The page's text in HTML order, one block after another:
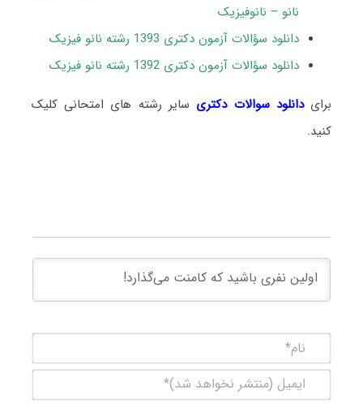
نانو – نانوفیزیک
دانلود سؤالات آزمون دکتری 1393 رشته نانو فیزیک
دانلود سؤالات آزمون دکتری 1392 رشته نانو فیزیک
برایدانلود سوالات دکتری سایر رشته های امتحانی کلیک
کنید.
(منتشر